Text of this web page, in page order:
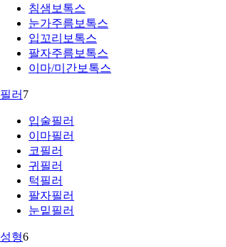
침샘보톡스
눈가주름보톡스
입꼬리보톡스
팔자주름보톡스
이마/미간보톡스
필러 7
입술필러
이마필러
코필러
귀필러
턱필러
팔자필러
눈밑필러
성형6